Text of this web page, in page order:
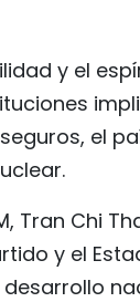
y el
el
Tran Chi
y el